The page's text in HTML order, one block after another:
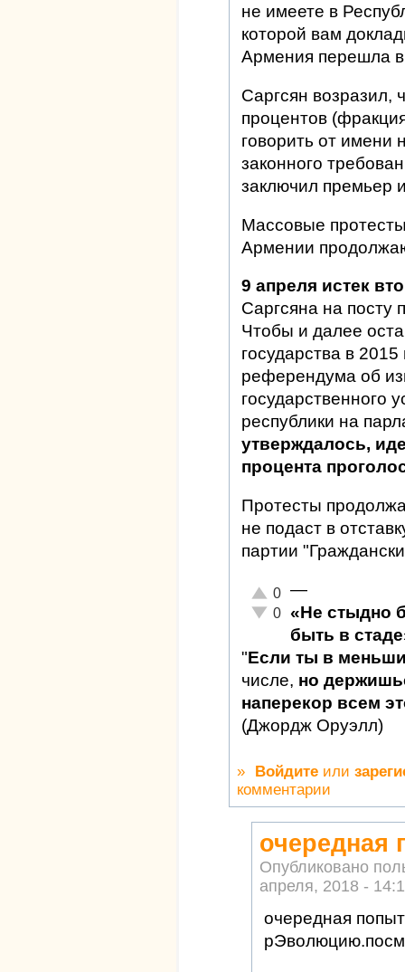
не имеете в
которой вам
Армения перешла
Саргсян возразил,
процентов
говорить от имени
законного
заключил премьер
Массовые
Армении
9 апреля истек
Саргсяна на посту
Чтобы и далее
государства в
референдума об
государственного
республики на
утверждалось,
процента
Протесты
не подаст в
партии
Отлично!
0
Неадекватно!
0
—
«Не стыдно
быть в
"Если ты в
числе, но
наперекор всем
(Джордж Оруэлл)
» Войдите или
комментарии
очередная
Опубликовано
апреля, 2018 -
очередная